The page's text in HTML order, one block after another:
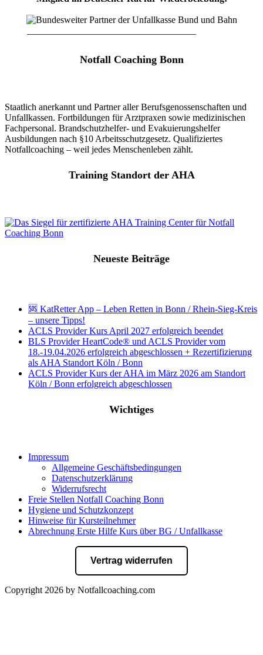
Notfall Coaching Bonn
Staatlich anerkannt und Partner aller Berufsgenossenschaften und
Unfallkassen. Fortbildungen für Arztpraxen sowie medizinischen
Fachpersonal. Brandschutzhelfer- und Evakuierungshelfer
Ausbildungen nach §10 Arbeitsschutzgesetz. Qualifiziertes
Notfallcoaching – weil jedes Menschenleben zählt.
Training Standort der AHA
Neueste Beiträge
🆘 KatRetter App – Leben Retten in Bonn / Rhein-Sieg-Kreis
– unsere Tipps!
ACLS Provider Kurs April 2027 erfolgreich beendet
BLS Provider HeartCode® und ACLS Provider vom
18.-19.04.2026 erfolgreich abgeschlossen + Rezertifizierung
als AHA Standort Köln / Bonn
ACLS Provider Kurs der AHA im März 2026 am Standort
Köln / Bonn erfolgreich abgeschlossen
Wichtiges
Impressum
Allgemeine Geschäftsbedingungen
Datenschutzerklärung
Widerrufsrecht
Freie Stellen Notfall Coaching Bonn
Hygiene und Schutzkonzept
Hinweise für Kursteilnehmer
Abrechnung Erste Hilfe Kurs über BG / Unfallkasse
Vertrag widerrufen
Copyright 2026 by Notfallcoaching.com